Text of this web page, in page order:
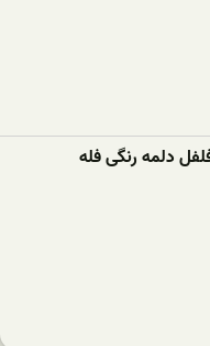
دلمه رنگی فله